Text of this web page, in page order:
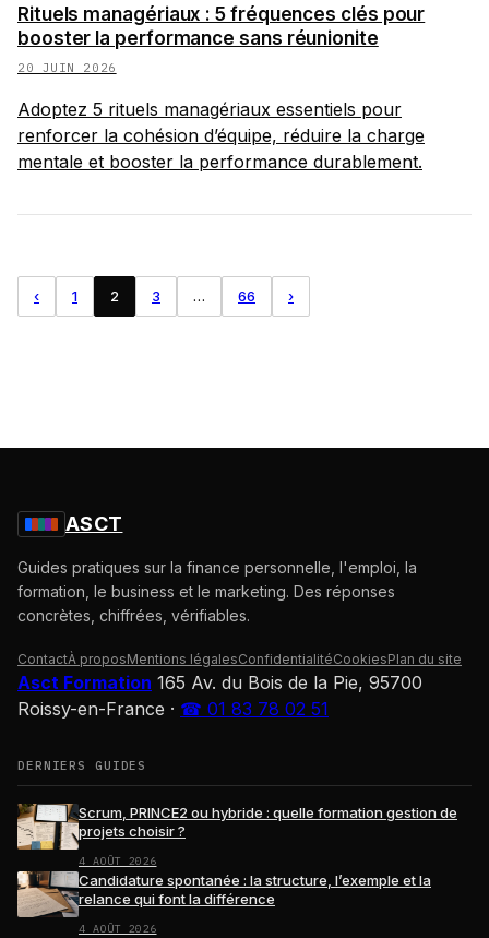
Rituels managériaux : 5 fréquences clés pour
booster la performance sans réunionite
20 JUIN 2026
Adoptez 5 rituels managériaux essentiels pour
renforcer la cohésion d’équipe, réduire la charge
mentale et booster la performance durablement.
‹ 1 2 3 … 66 ›
ASCT
Guides pratiques sur la finance personnelle, l'emploi, la
formation, le business et le marketing. Des réponses
concrètes, chiffrées, vérifiables.
ContactÀ proposMentions légalesConfidentialitéCookiesPlan du site
Asct Formation 165 Av. du Bois de la Pie, 95700
Roissy-en-France · ☎ 01 83 78 02 51
DERNIERS GUIDES
Scrum, PRINCE2 ou hybride : quelle formation gestion de
projets choisir ?
4 AOÛT 2026
Candidature spontanée : la structure, l’exemple et la
relance qui font la différence
4 AOÛT 2026